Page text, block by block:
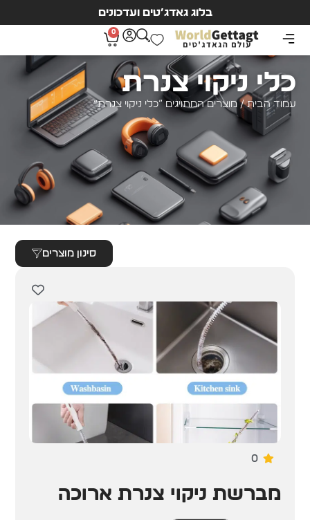
בלוג גאדג’טים ועדכונים
0
כלי ניקוי צנרת
עמוד הבית/ מוצרים המתויגים “כלי ניקוי צנרת”
סינון מוצרים
0
מברשת ניקוי צנרת ארוכה